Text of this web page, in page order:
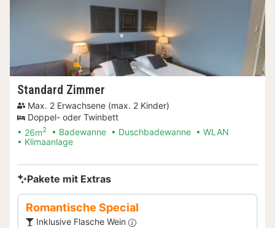
Standard Zimmer
Max. 2 Erwachsene (max. 2 Kinder)
Doppel- oder Twinbett
26m2 Badewanne Duschbadewanne
WLAN
Klimaanlage
Pakete mit Extras
Romantische Special
Inklusive Flasche Wein